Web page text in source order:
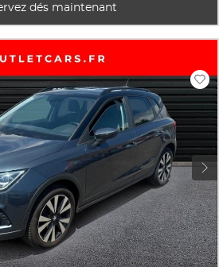
dés maintenant